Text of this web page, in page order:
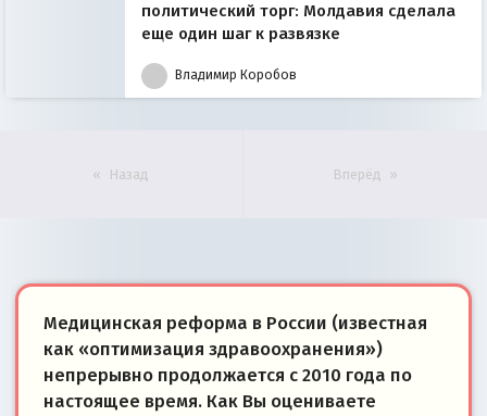
политический торг: Молдавия сделала
еще один шаг к развязке
Владимир Коробов
Назад Вперёд
Медицинская реформа в России (известная
как «оптимизация здравоохранения»)
непрерывно продолжается с 2010 года по
настоящее время. Как Вы оцениваете